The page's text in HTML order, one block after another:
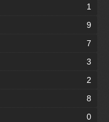
1
9
7
3
2
8
0